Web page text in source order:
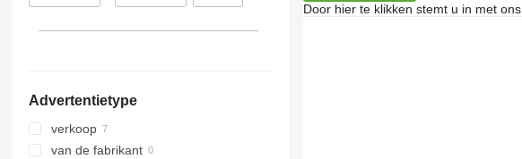
Advertentietype
verkoop
van de fabrikant
Door hier te klikken stemt u in met ons